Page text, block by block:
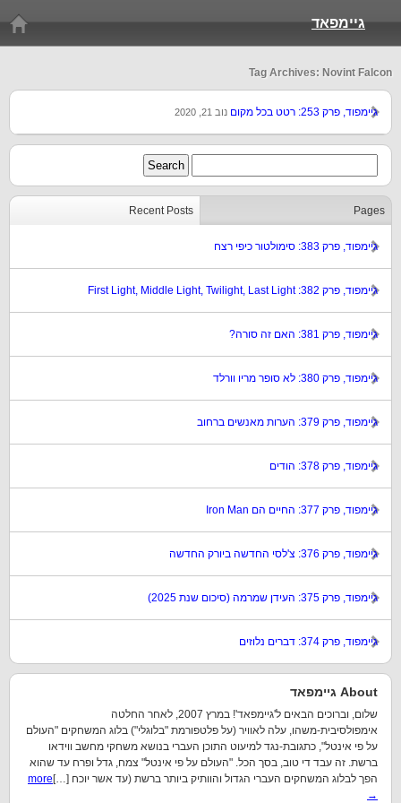
גיימפאד
Tag Archives: Novint Falcon
גיימפוד, פרק 253: רטט בכל מקום נוב 21, 2020
Recent Posts Pages
גיימפוד, פרק 383: סימולטור כיפי רצח
גיימפוד, פרק 382: First Light, Middle Light, Twilight, Last Light
גיימפוד, פרק 381: האם זה סורה?
גיימפוד, פרק 380: לא סופר מריו וורלד
גיימפוד, פרק 379: הערות מאנשים ברחוב
גיימפוד, פרק 378: הודים
גיימפוד, פרק 377: החיים הם Iron Man
גיימפוד, פרק 376: צ'לסי החדשה ביורק החדשה
גיימפוד, פרק 375: העידן שמרמה (סיכום שנת 2025)
גיימפוד, פרק 374: דברים נלוזים
About גיימפאד
שלום, וברוכים הבאים ל'גיימפאד'! במרץ 2007, לאחר החלטה
אימפולסיבית-משהו, עלה לאוויר (על פלטפורמת "בלוגלי") בלוג המשחקים "העולם
על פי אינטל", כתגובת-נגד למיעוט התוכן העברי בנושא משחקי מחשב ווידאו
ברשת. זה עבד די טוב, בסך הכל. "העולם על פי אינטל" צמח, גדל ופרח עד שהוא
הפך לבלוג המשחקים העברי הגדול והוותיק ביותר ברשת (עד אשר יוכח […] more
→